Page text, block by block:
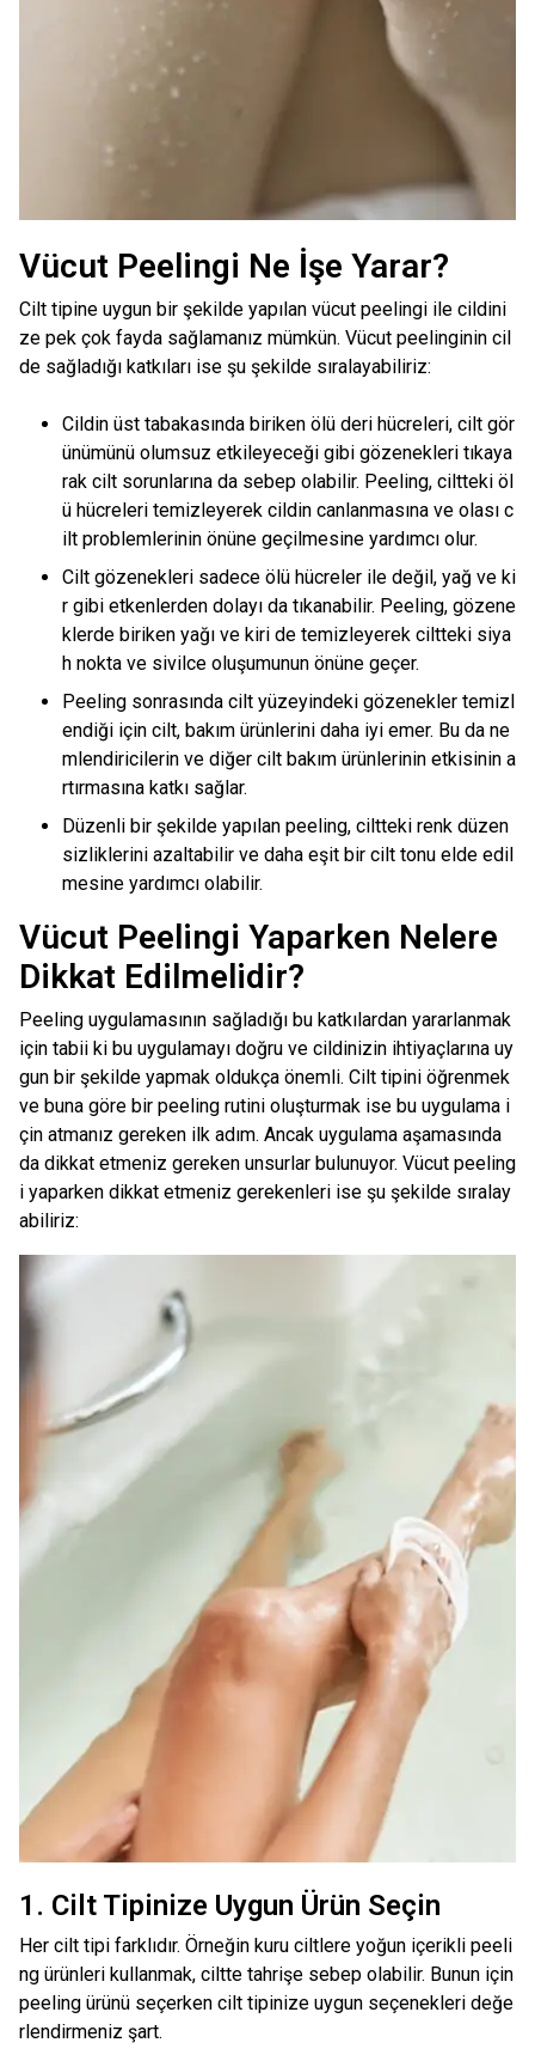
Vücut Peelingi Ne İşe Yarar?
Cilt tipine uygun bir şekilde yapılan vücut peelingi ile cildini
ze pek çok fayda sağlamanız mümkün. Vücut peelinginin cil
de sağladığı katkıları ise şu şekilde sıralayabiliriz:
Cildin üst tabakasında biriken ölü deri hücreleri, cilt gör
ünümünü olumsuz etkileyeceği gibi gözenekleri tıkaya
rak cilt sorunlarına da sebep olabilir. Peeling, ciltteki öl
ü hücreleri temizleyerek cildin canlanmasına ve olası c
ilt problemlerinin önüne geçilmesine yardımcı olur.
Cilt gözenekleri sadece ölü hücreler ile değil, yağ ve ki
r gibi etkenlerden dolayı da tıkanabilir. Peeling, gözene
klerde biriken yağı ve kiri de temizleyerek ciltteki siya
h nokta ve sivilce oluşumunun önüne geçer.
Peeling sonrasında cilt yüzeyindeki gözenekler temizl
endiği için cilt, bakım ürünlerini daha iyi emer. Bu da ne
mlendiricilerin ve diğer cilt bakım ürünlerinin etkisinin a
rtırmasına katkı sağlar.
Düzenli bir şekilde yapılan peeling, ciltteki renk düzen
sizliklerini azaltabilir ve daha eşit bir cilt tonu elde edil
mesine yardımcı olabilir.
Vücut Peelingi Yaparken Nelere
Dikkat Edilmelidir?
Peeling uygulamasının sağladığı bu katkılardan yararlanmak
için tabii ki bu uygulamayı doğru ve cildinizin ihtiyaçlarına uy
gun bir şekilde yapmak oldukça önemli. Cilt tipini öğrenmek
ve buna göre bir peeling rutini oluşturmak ise bu uygulama i
çin atmanız gereken ilk adım. Ancak uygulama aşamasında
da dikkat etmeniz gereken unsurlar bulunuyor. Vücut peeling
i yaparken dikkat etmeniz gerekenleri ise şu şekilde sıralay
abiliriz:
1. Cilt Tipinize Uygun Ürün Seçin
Her cilt tipi farklıdır. Örneğin kuru ciltlere yoğun içerikli peeli
ng ürünleri kullanmak, ciltte tahrişe sebep olabilir. Bunun için
peeling ürünü seçerken cilt tipinize uygun seçenekleri değe
rlendirmeniz şart.